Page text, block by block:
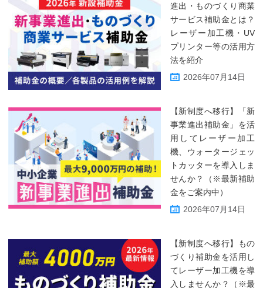
進出・ものづくり商業
サービス補助金とは？
レーザー加工機・UV
プリンター等の活用方
法を紹介
2026年07月14日
【新制度へ移行】「新
事業進出補助金」を活
用してレーザー加工
機、ウォータージェッ
トカッターを導入しま
せんか？（※最新補助
金をご案内中）
2026年07月14日
【新制度へ移行】もの
づくり補助金を活用し
てレーザー加工機を導
入しませんか？（※最